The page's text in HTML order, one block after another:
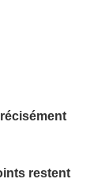
restent